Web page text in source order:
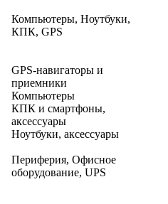
Компьютеры, Ноутбуки,
КПК, GPS
GPS-навигаторы и
приемники
Компьютеры
КПК и смартфоны,
аксессуары
Ноутбуки, аксессуары
Периферия, Офисное
оборудование, UPS